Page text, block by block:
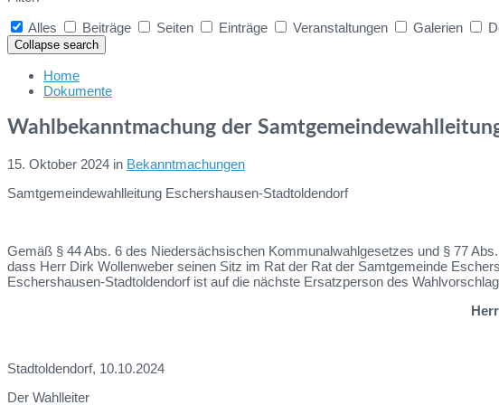
Alles
Beiträge Seiten Einträge Veranstaltungen Galerien
Collapse search
Home
Dokumente
Wahlbekanntmachung der
15. Oktober 2024 in Bekanntmachungen
Samtgemeindewahlleitung Eschershausen-Stadtoldendorf
Gemäß § 44 Abs. 6 des Niedersächsischen Kommunalwahlgesetzes und § 77
dass Herr Dirk Wollenweber seinen Sitz im Rat der Rat der Samtgemeinde
Eschershausen-Stadtoldendorf ist auf die nächste Ersatzperson des
Stadtoldendorf, 10.10.2024
Der Wahlleiter